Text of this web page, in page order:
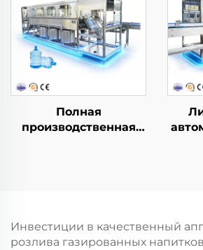
Полная
производственная
Инвестиции в качественный
розлива газированных